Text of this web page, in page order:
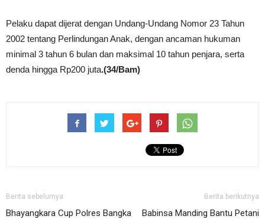
Pelaku dapat dijerat dengan Undang-Undang Nomor 23 Tahun
2002 tentang Perlindungan Anak, dengan ancaman hukuman
minimal 3 tahun 6 bulan dan maksimal 10 tahun penjara, serta
denda hingga Rp200 juta.(34/Bam)
Berita sebelumya
Bhayangkara Cup Polres Bangka
Berita berikutnya
Babinsa Manding Bantu Petani